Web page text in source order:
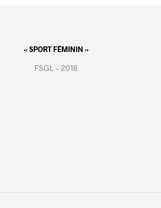
« SPORT FÉMININ »
FSGL – 2018